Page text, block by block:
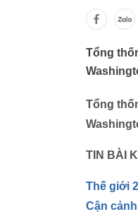
Tổng
Tổng
TIN BÀI
Thế giới
Cận